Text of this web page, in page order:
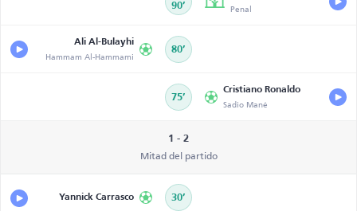
90’ Penal
Ali Al-Bulayhi
Hammam Al-Hammami 80’
75’
Cristiano Ronaldo
Sadio Mané
1 - 2
Mitad del partido
Yannick Carrasco 30’